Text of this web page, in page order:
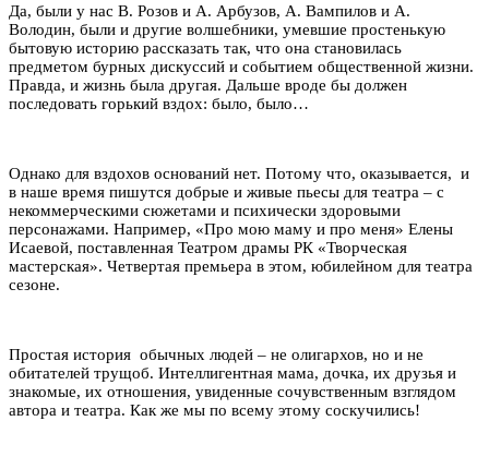
Да, были у нас В. Розов и А. Арбузов, А. Вампилов и А.
Володин, были и другие волшебники, умевшие простенькую
бытовую историю рассказать так, что она становилась
предметом бурных дискуссий и событием общественной жизни.
Правда, и жизнь была другая. Дальше вроде бы должен
последовать горький вздох: было, было…
Однако для вздохов оснований нет. Потому что, оказывается, и
в наше время пишутся добрые и живые пьесы для театра – с
некоммерческими сюжетами и психически здоровыми
персонажами. Например, «Про мою маму и про меня» Елены
Исаевой, поставленная Театром драмы РК «Творческая
мастерская». Четвертая премьера в этом, юбилейном для театра
сезоне.
Простая история обычных людей – не олигархов, но и не
обитателей трущоб. Интеллигентная мама, дочка, их друзья и
знакомые, их отношения, увиденные сочувственным взглядом
автора и театра. Как же мы по всему этому соскучились!